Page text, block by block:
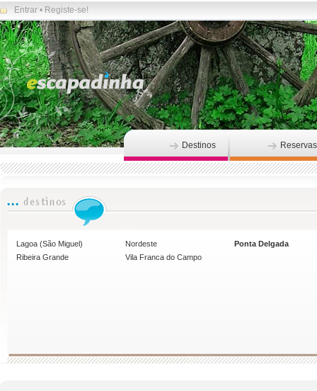
Entrar • Registe-se!
Destinos Reservas
Lagoa (São Miguel) Nordeste
Ponta Delgada
Ribeira Grande
Vila Franca do Campo